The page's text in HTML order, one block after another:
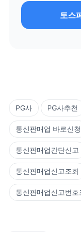
토스
PG사 PG사추천
통신판매업 바로신청
통신판매업간단신고
통신판매업신고조회
통신판매업신고번호